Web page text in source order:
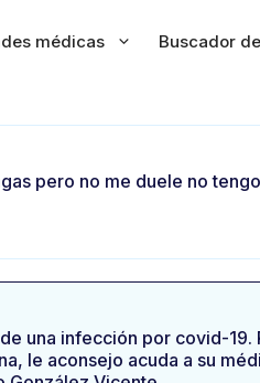
médicas Buscador
pero no me duele no
una infección por covid-
le aconsejo acuda a su